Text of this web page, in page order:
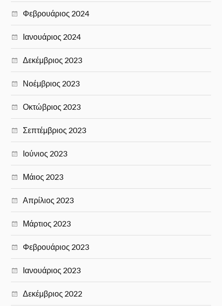
Φεβρουάριος 2024
Ιανουάριος 2024
Δεκέμβριος 2023
Νοέμβριος 2023
Οκτώβριος 2023
Σεπτέμβριος 2023
Ιούνιος 2023
Μάιος 2023
Απρίλιος 2023
Μάρτιος 2023
Φεβρουάριος 2023
Ιανουάριος 2023
Δεκέμβριος 2022